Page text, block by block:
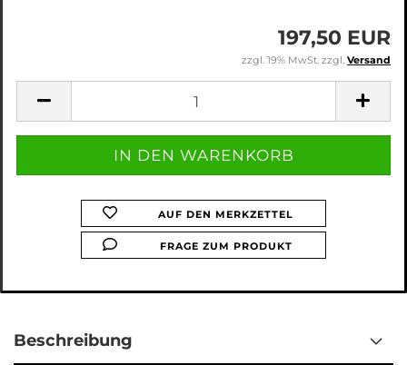
197,50 EUR
zzgl. 19% MwSt. zzgl. Versand
AUF DEN MERKZETTEL
FRAGE ZUM PRODUKT
Beschreibung